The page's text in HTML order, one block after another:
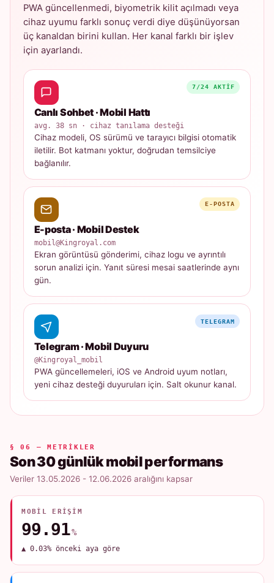
PWA güncellenmedi, biyometrik kilit açılmadı veya
cihaz uyumu farklı sonuç verdi diye düşünüyorsan
üç kanaldan birini kullan. Her kanal farklı bir işlev
için ayarlandı.
7/24 AKTIF
Canlı Sohbet · Mobil Hattı
avg. 38 sn · cihaz tanılama desteği
Cihaz modeli, OS sürümü ve tarayıcı bilgisi otomatik
iletilir. Bot katmanı yoktur, doğrudan temsilciye
bağlanılır.
E-POSTA
E-posta · Mobil Destek
mobil@Kingroyal.com
Ekran görüntüsü gönderimi, cihaz logu ve ayrıntılı
sorun analizi için. Yanıt süresi mesai saatlerinde aynı
gün.
TELEGRAM
Telegram · Mobil Duyuru
@Kingroyal_mobil
PWA güncellemeleri, iOS ve Android uyum notları,
yeni cihaz desteği duyuruları için. Salt okunur kanal.
§ 06 — METRIKLER
Son 30 günlük mobil performans
Veriler 13.05.2026 - 12.06.2026 aralığını kapsar
MOBIL ERIŞIM
99.91%
▲ 0.03% önceki aya göre